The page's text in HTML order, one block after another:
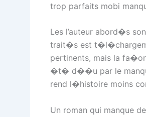
trop parfaits mobi
Les l’auteur abord�s
trait�s est
pertinents, mais la
�t� d��u par le
rend l�histoire moins
Un roman qui manque